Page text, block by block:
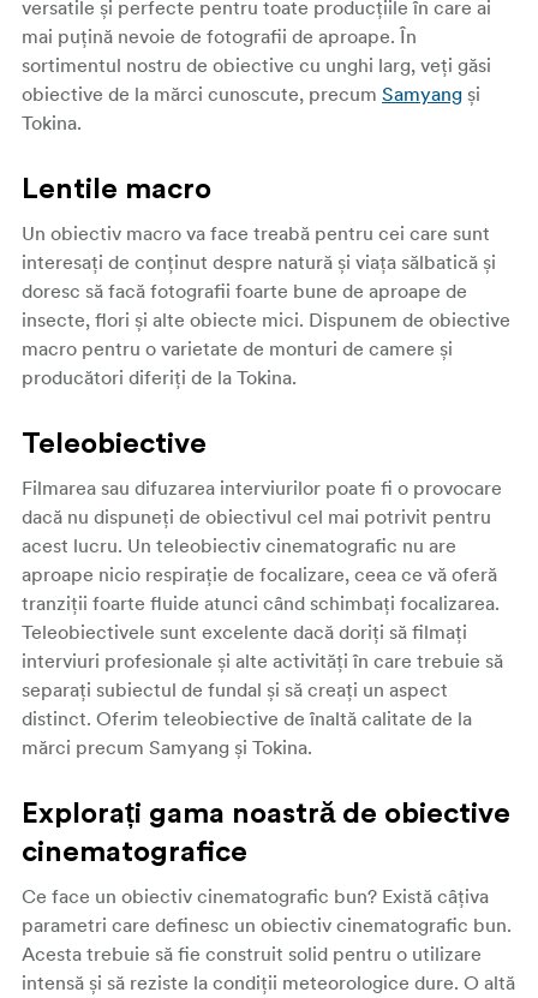
versatile și perfecte pentru toate producțiile în care ai
mai puțină nevoie de fotografii de aproape. În
sortimentul nostru de obiective cu unghi larg, veți găsi
obiective de la mărci cunoscute, precum Samyang și
Tokina.
Lentile macro
Un obiectiv macro va face treabă pentru cei care sunt
interesați de conținut despre natură și viața sălbatică și
doresc să facă fotografii foarte bune de aproape de
insecte, flori și alte obiecte mici. Dispunem de obiective
macro pentru o varietate de monturi de camere și
producători diferiți de la Tokina.
Teleobiective
Filmarea sau difuzarea interviurilor poate fi o provocare
dacă nu dispuneți de obiectivul cel mai potrivit pentru
acest lucru. Un teleobiectiv cinematografic nu are
aproape nicio respirație de focalizare, ceea ce vă oferă
tranziții foarte fluide atunci când schimbați focalizarea.
Teleobiectivele sunt excelente dacă doriți să filmați
interviuri profesionale și alte activități în care trebuie să
separați subiectul de fundal și să creați un aspect
distinct. Oferim teleobiective de înaltă calitate de la
mărci precum Samyang și Tokina.
Explorați gama noastră de obiective
cinematografice
Ce face un obiectiv cinematografic bun? Există câțiva
parametri care definesc un obiectiv cinematografic bun.
Acesta trebuie să fie construit solid pentru o utilizare
intensă și să reziste la condiții meteorologice dure. O altă